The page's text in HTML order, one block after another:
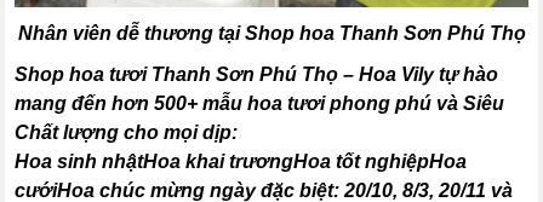
Nhân viên dễ thương tại Shop hoa Thanh Sơn Phú Thọ
Shop hoa tươi Thanh Sơn Phú Thọ – Hoa Vily tự hào
mang đến hơn 500+ mẫu hoa tươi phong phú và Siêu
Chất lượng cho mọi dịp:
Hoa sinh nhậtHoa khai trươngHoa tốt nghiệpHoa
cướiHoa chúc mừng ngày đặc biệt: 20/10, 8/3, 20/11 và